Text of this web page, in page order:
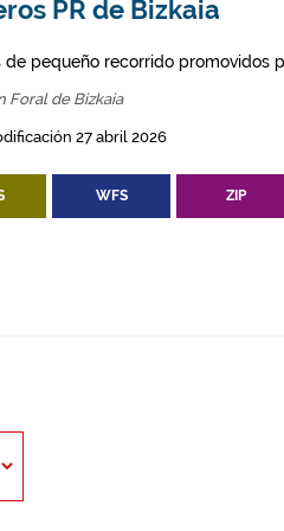
PR de Bizkaia
de pequeño recorrido promovidos
Foral de Bizkaia
27 abril 2026
WFS ZIP